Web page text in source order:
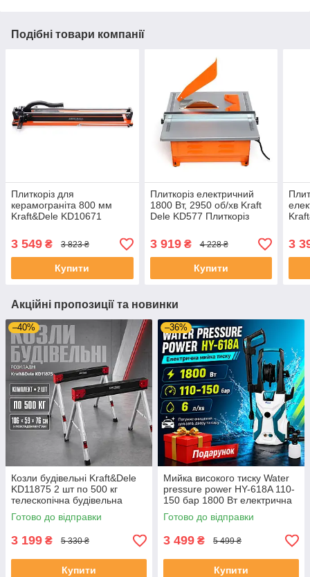
Подібні товари компанії
Плиткоріз для
керамограніта 800 мм
Kraft&Dele KD10671
3 549 ₴ 3 823 ₴
Купити
Плиткоріз електричний
1800 Вт, 2950 об/хв Kraft
Dele KD577 Плиткоріз
3 919₴ 4 228 ₴
Купити
3
Акційні пропозиції та новинки
–40%
Козли будівельні Kraft&Dele
KD11875 2 шт по 500 кг
телескопічна будівельна
стійка
Готово до відправки
3 199 ₴ 5 330 ₴
Купити
–36%
Мийка високого тиску Water
pressure power HY-618A 110-
150 бар 1800 Вт електрична
мийка високого тиску для
дачі
Готово до відправки
3 499 ₴ 5 499 ₴
Купити